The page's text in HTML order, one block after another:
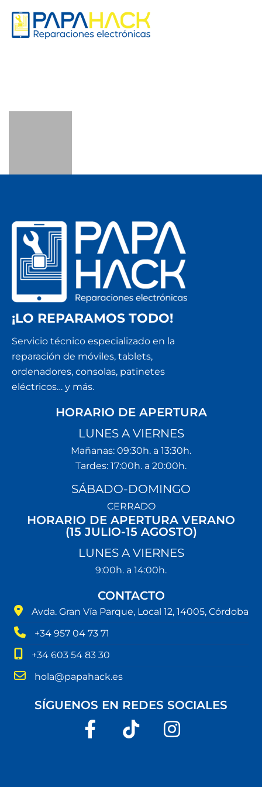
¡LO REPARAMOS TODO!
Servicio técnico especializado en la
reparación de móviles, tablets,
ordenadores, consolas, patinetes
eléctricos… y más.
HORARIO DE APERTURA
LUNES A VIERNES
Mañanas: 09:30h. a 13:30h.
Tardes: 17:00h. a 20:00h.
SÁBADO-DOMINGO
CERRADO
HORARIO DE APERTURA VERANO
(15 JULIO-15 AGOSTO)
LUNES A VIERNES
9:00h. a 14:00h.
CONTACTO
Avda. Gran Vía Parque, Local 12, 14005, Córdoba
+34 957 04 73 71
+34 603 54 83 30
hola@papahack.es
SÍGUENOS EN REDES SOCIALES